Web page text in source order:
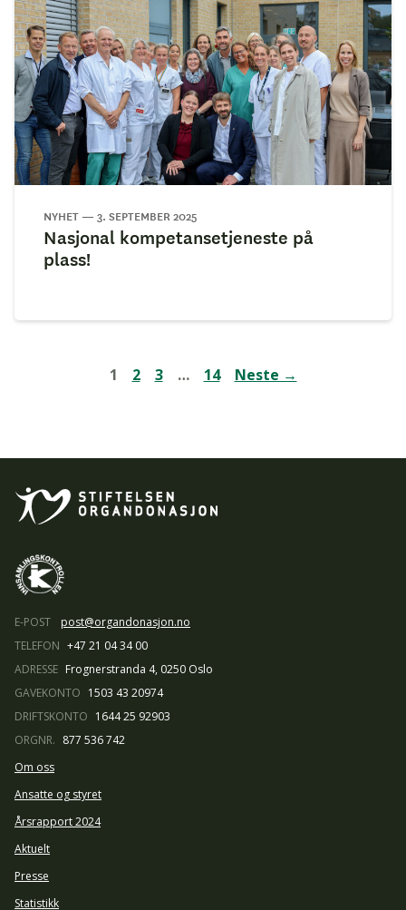
NYHET — 3. SEPTEMBER 2025
Nasjonal kompetansetjeneste på
plass!
1 2 3 … 14 Neste →
E-POST
post@organdonasjon.no
TELEFON +47 21 04 34 00
ADRESSE Frognerstranda 4, 0250 Oslo
GAVEKONTO 1503 43 20974
DRIFTSKONTO 1644 25 92903
ORGNR. 877 536 742
Om oss
Ansatte og styret
Årsrapport 2024
Aktuelt
Presse
Statistikk